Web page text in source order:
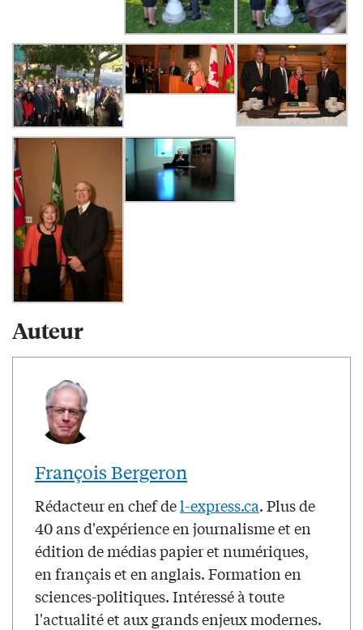
Auteur
François Bergeron
Rédacteur en chef del-express.ca. Plus de
40 ans d'expérience en journalisme et en
édition de médias papier et numériques,
en français et en anglais. Formation en
sciences-politiques. Intéressé à toute
l'actualité et aux grands enjeux modernes.